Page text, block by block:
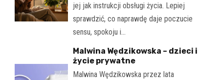
jej jak instrukcji obsługi życia. Lepiej
sprawdzić, co naprawdę daje poczucie
sensu, spokoju i…
Malwina Wędzikowska – dzieci i
życie prywatne
Malwina Wędzikowska przez lata